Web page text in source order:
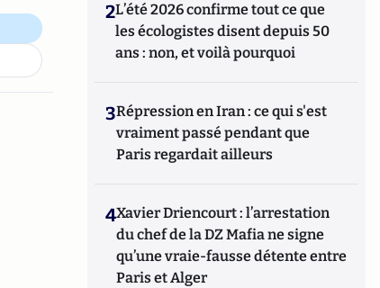
2L’été 2026 confirme tout ce que
les écologistes disent depuis 50
ans : non, et voilà pourquoi
3Répression en Iran : ce qui s'est
vraiment passé pendant que
Paris regardait ailleurs
4Xavier Driencourt : l’arrestation
du chef de la DZ Mafia ne signe
qu’une vraie-fausse détente entre
Paris et Alger